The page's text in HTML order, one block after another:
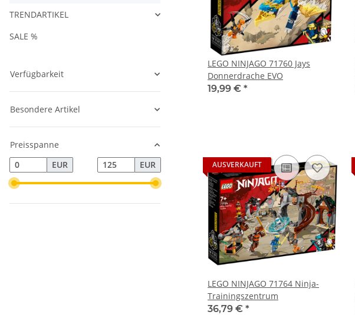
LEGO NINJAGO 71760 Jays
Donnerdrache EVO
19,99 € *
AUSVERKAUFT
LEGO NINJAGO 71764 Ninja-
Trainingszentrum
36,79 € *
TRENDARTIKEL
SALE %
Verfügbarkeit
Besondere Artikel
Preisspanne
EUR
EUR